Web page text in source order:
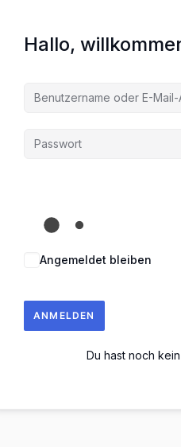
Hallo,
Angemeldet bleiben
ANMELDEN
Du hast noch